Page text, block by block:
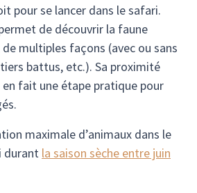
pour se lancer dans le safari.
de découvrir la faune
multiples façons (avec ou sans
battus, etc.). Sa proximité
en fait une étape pratique pour
maximale d’animaux dans le
durant la saison sèche entre juin